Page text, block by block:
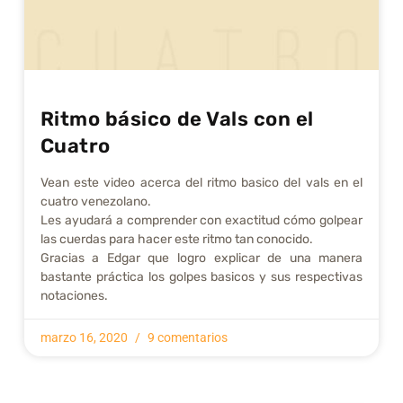
Ritmo básico de Vals con el
Cuatro
Vean este video acerca del ritmo basico del vals en el
cuatro venezolano.
Les ayudará a comprender con exactitud cómo golpear
las cuerdas para hacer este ritmo tan conocido.
Gracias a Edgar que logro explicar de una manera
bastante práctica los golpes basicos y sus respectivas
notaciones.
marzo 16, 2020 9 comentarios